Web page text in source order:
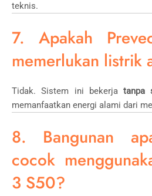
teknis.
7. Apakah
memerlukan listrik
Tidak. Sistem ini bekerjatanpa
memanfaatkan energi alami dari
8. Bangunan
cocok
3 S50?